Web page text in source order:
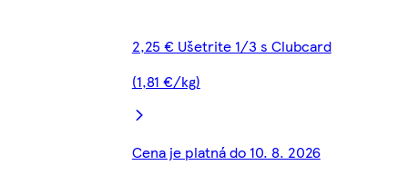
2,25 € Ušetrite 1/3 s Clubcard
(1,81 €/kg)
Cena je platná do 10. 8. 2026